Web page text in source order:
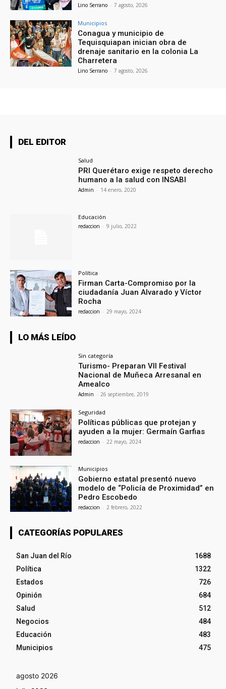
Lino Serrano - 7 agosto, 2026
Municipios
Conagua y municipio de
Tequisquiapan inician obra de
drenaje sanitario en la colonia La
Charretera
Lino Serrano - 7 agosto, 2026
DEL EDITOR
Salud
PRI Querétaro exige respeto derecho
humano a la salud con INSABI
Admin - 14 enero, 2020
Educación
redaccion - 9 julio, 2022
Política
Firman Carta-Compromiso por la
ciudadanía Juan Alvarado y Víctor
Rocha
redaccion - 29 mayo, 2024
LO MÁS LEÍDO
Sin categoría
Turismo- Preparan VII Festival
Nacional de Muñeca Arresanal en
Amealco
Admin - 26 septiembre, 2019
Seguridad
Políticas públicas que protejan y
ayuden a la mujer: Germaín Garfias
redaccion - 22 mayo, 2024
Municipios
Gobierno estatal presentó nuevo
modelo de “Policía de Proximidad” en
Pedro Escobedo
redaccion - 2 febrero, 2022
CATEGORÍAS POPULARES
San Juan del Río
1688
Política
1322
Estados
726
Opinión
684
Salud
512
Negocios
484
Educación
483
Municipios
475
agosto 2026